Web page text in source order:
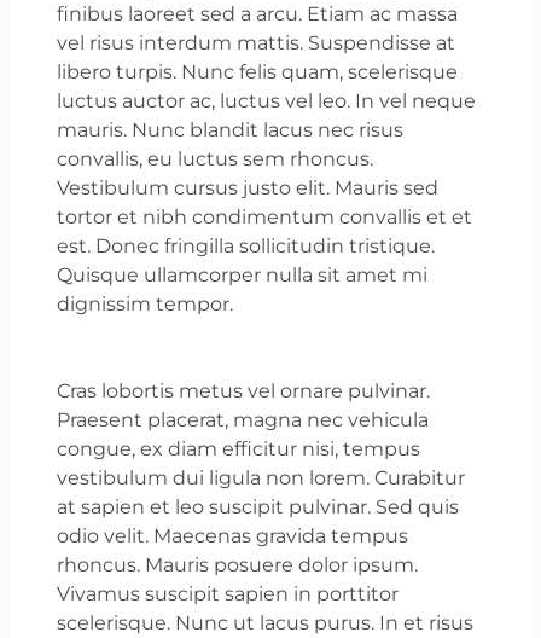
finibus laoreet sed a arcu. Etiam ac massa
vel risus interdum mattis. Suspendisse at
libero turpis. Nunc felis quam, scelerisque
luctus auctor ac, luctus vel leo. In vel neque
mauris. Nunc blandit lacus nec risus
convallis, eu luctus sem rhoncus.
Vestibulum cursus justo elit. Mauris sed
tortor et nibh condimentum convallis et et
est. Donec fringilla sollicitudin tristique.
Quisque ullamcorper nulla sit amet mi
dignissim tempor.
Cras lobortis metus vel ornare pulvinar.
Praesent placerat, magna nec vehicula
congue, ex diam efficitur nisi, tempus
vestibulum dui ligula non lorem. Curabitur
at sapien et leo suscipit pulvinar. Sed quis
odio velit. Maecenas gravida tempus
rhoncus. Mauris posuere dolor ipsum.
Vivamus suscipit sapien in porttitor
scelerisque. Nunc ut lacus purus. In et risus